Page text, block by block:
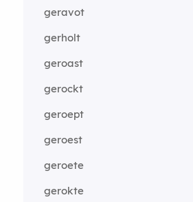
geravot
gerholt
geroast
gerockt
geroept
geroest
geroete
gerokte